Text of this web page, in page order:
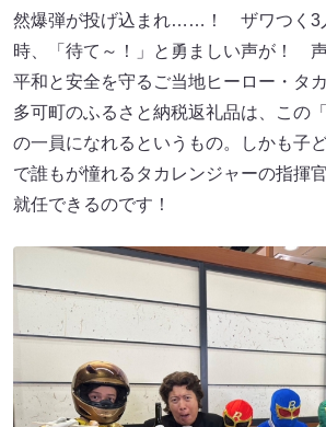
然爆弾が投げ込まれ……！ ザワつく3
時、「待て～！」と勇ましい声が！
平和と安全を守るご当地ヒーロー・タ
多可町のふるさと納税返礼品は、この
の一員になれるというもの。しかも子
で誰もが憧れるタカレンジャーの指揮
就任できるのです！